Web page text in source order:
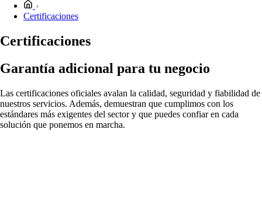
Certificaciones
Certificaciones
Garantía adicional para tu negocio
Las certificaciones oficiales avalan la calidad, seguridad y fiabilidad de
nuestros servicios. Además, demuestran que cumplimos con los
estándares más exigentes del sector y que puedes confiar en cada
solución que ponemos en marcha.